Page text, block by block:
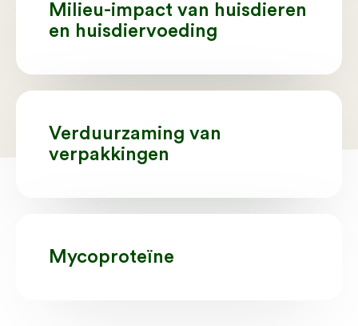
Milieu-impact van huisdieren
en huisdiervoeding
Verduurzaming van
verpakkingen
Mycoproteïne